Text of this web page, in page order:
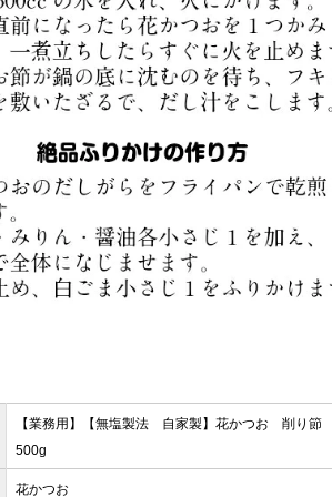
【業務用】【無塩製法 自家製】花かつお 削り
500g
花かつお